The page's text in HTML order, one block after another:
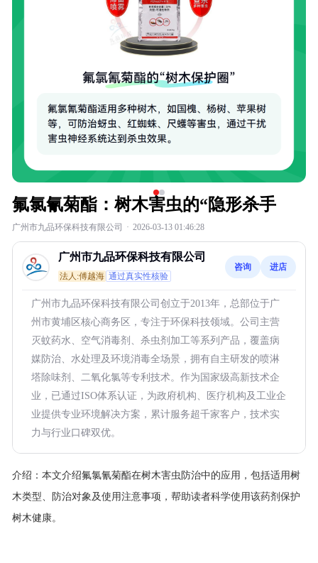
氟氯氰菊酯：树木害虫的“隐形杀手
广州市九品环保科技有限公司 · 2026-03-13 01:46:28
广州市九品环保科技有限公司
法人:傅越海 通过真实性核验
咨询 进店
广州市九品环保科技有限公司创立于2013年，总部位于广
州市黄埔区核心商务区，专注于环保科技领域。公司主营
灭蚊药水、空气消毒剂、杀虫剂加工等系列产品，覆盖病
媒防治、水处理及环境消毒全场景，拥有自主研发的喷淋
塔除味剂、二氧化氯等专利技术。作为国家级高新技术企
业，已通过ISO体系认证，为政府机构、医疗机构及工业企
业提供专业环境解决方案，累计服务超千家客户，技术实
力与行业口碑双优。
介绍： 本文介绍氟氯氰菊酯在树木害虫防治中的应用，包括适用树
木类型、防治对象及使用注意事项，帮助读者科学使用该药剂保护
树木健康。